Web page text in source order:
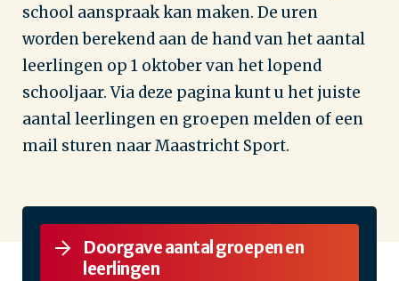
school aanspraak kan maken. De uren
worden berekend aan de hand van het aantal
leerlingen op 1 oktober van het lopend
schooljaar. Via deze pagina kunt u het juiste
aantal leerlingen en groepen melden of een
mail sturen naar Maastricht Sport.
Doorgave aantal groepen en
leerlingen